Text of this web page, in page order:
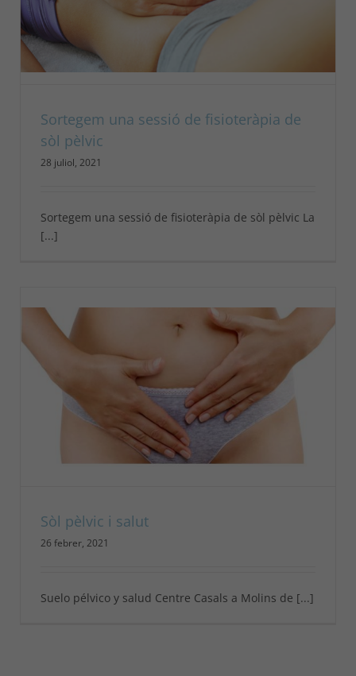
Sortegem una sessió de fisioteràpia de
sòl pèlvic
28 juliol, 2021
Sortegem una sessió de fisioteràpia de sòl pèlvic La
[...]
Sòl pèlvic i salut
26 febrer, 2021
Suelo pélvico y salud Centre Casals a Molins de [...]